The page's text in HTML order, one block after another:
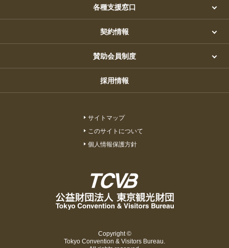
各種支援窓口
契約情報
賛助会員制度
採用情報
サイトマップ
このサイトについて
個人情報保護方針
Copyright ©
Tokyo Convention & Visitors Bureau.